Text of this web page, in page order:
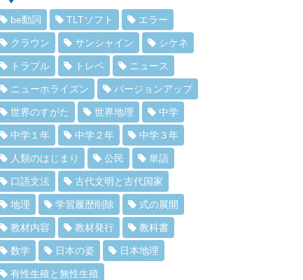
be動詞 TLTソフト エラー
クラウン サンシャイン シケネ
トラブル トレペ ニュース
ニューホライズン バージョンアップ
世界のすがた 世界地理 中学
中学１年 中学２年 中学３年
人類のはじまり 公民 単語
口語文法 古代文明と古代国家
地理 学習履歴削除 式の展開
教材内容 教材発行 教科書
数学 日本の姿 日本地理
有性生殖と無性生殖